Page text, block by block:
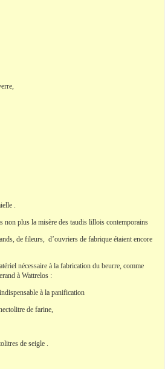
.
non plus la misère des taudis lillois contemporains
de fileurs, d’ouvriers de fabrique étaient encore
nécessaire à la fabrication du beurre, comme
à Wattrelos :
à la panification
de farine,
de seigle .